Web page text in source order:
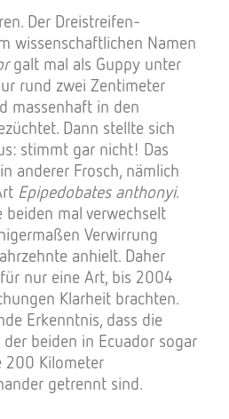
Der Dreistreifen-
wissenschaftlichen Namen
galt mal als Guppy unter
rund zwei Zentimeter
massenhaft in den
Dann stellte sich
stimmt gar nicht! Das
anderer Frosch, nämlich
Epipedobates anthonyi.
mal verwechselt
Verwirrung
anhielt. Daher
nur eine Art, bis 2004
Klarheit brachten.
Erkenntnis, dass die
beiden in Ecuador sogar
200 Kilometer
getrennt sind.